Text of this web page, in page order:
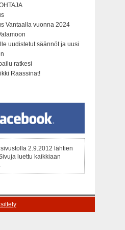
Vantaalla vuonna 2024
uudistetut säännöt ja uusi
ratkesi
Raassinat!
2.9.2012 lähtien
luettu kaikkiaan